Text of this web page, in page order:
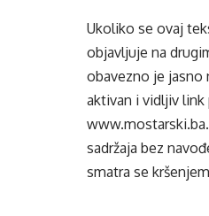
Ukoliko se ovaj
objavljuje na
obavezno je jasno
aktivan i vidljiv link
www.mostarski.ba
sadržaja bez
smatra se